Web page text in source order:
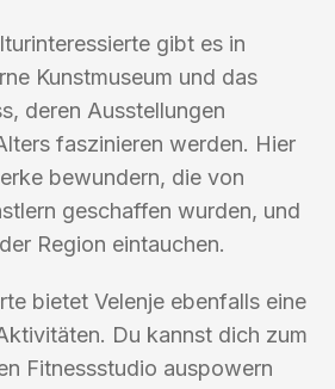
gibt es in
Kunstmuseum und das
deren Ausstellungen
faszinieren werden. Hier
bewundern, die von
geschaffen wurden, und
Region eintauchen.
bietet Velenje ebenfalls eine
Du kannst dich zum
Fitnessstudio auspowern